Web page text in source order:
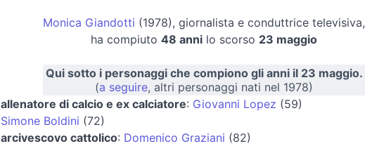
Monica Giandotti (1978), giornalista e conduttrice televisiva,
ha compiuto 48 anni lo scorso 23 maggio
Qui sotto i personaggi che compiono gli anni il 23 maggio.
(a seguire, altri personaggi nati nel 1978)
allenatore di calcio e ex calciatore: Giovanni Lopez (59)
Simone Boldini (72)
arcivescovo cattolico: Domenico Graziani (82)